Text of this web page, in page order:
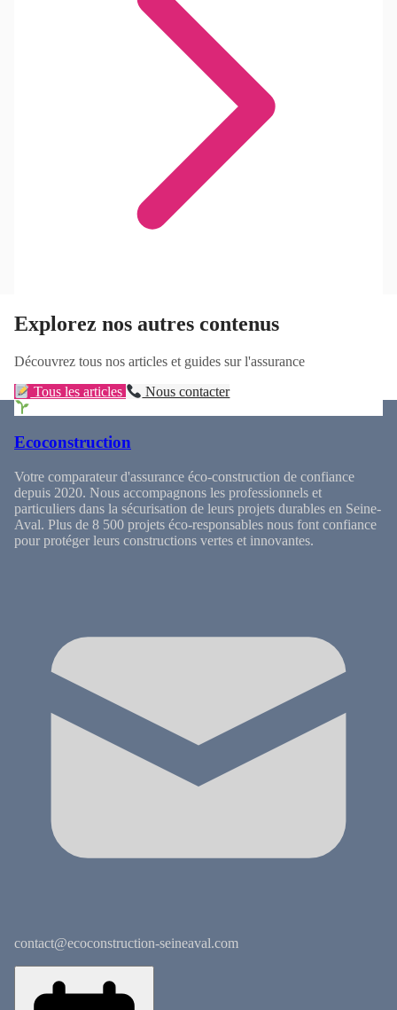
Explorez nos autres contenus
Découvrez tous nos articles et guides sur l'assurance
Tous les articles Nous contacter
Ecoconstruction
Votre comparateur d'assurance éco-construction de confiance
depuis 2020. Nous accompagnons les professionnels et
particuliers dans la sécurisation de leurs projets durables en Seine-
Aval. Plus de 8 500 projets éco-responsables nous font confiance
pour protéger leurs constructions vertes et innovantes.
contact@ecoconstruction-seineaval.com